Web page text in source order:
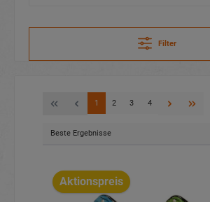
Filter
1 2 3 4
Aktionspreis